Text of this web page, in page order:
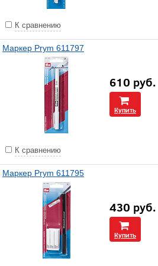
К сравнению
Маркер Prym 611797
610 руб.
Купить
К сравнению
Маркер Prym 611795
430 руб.
Купить